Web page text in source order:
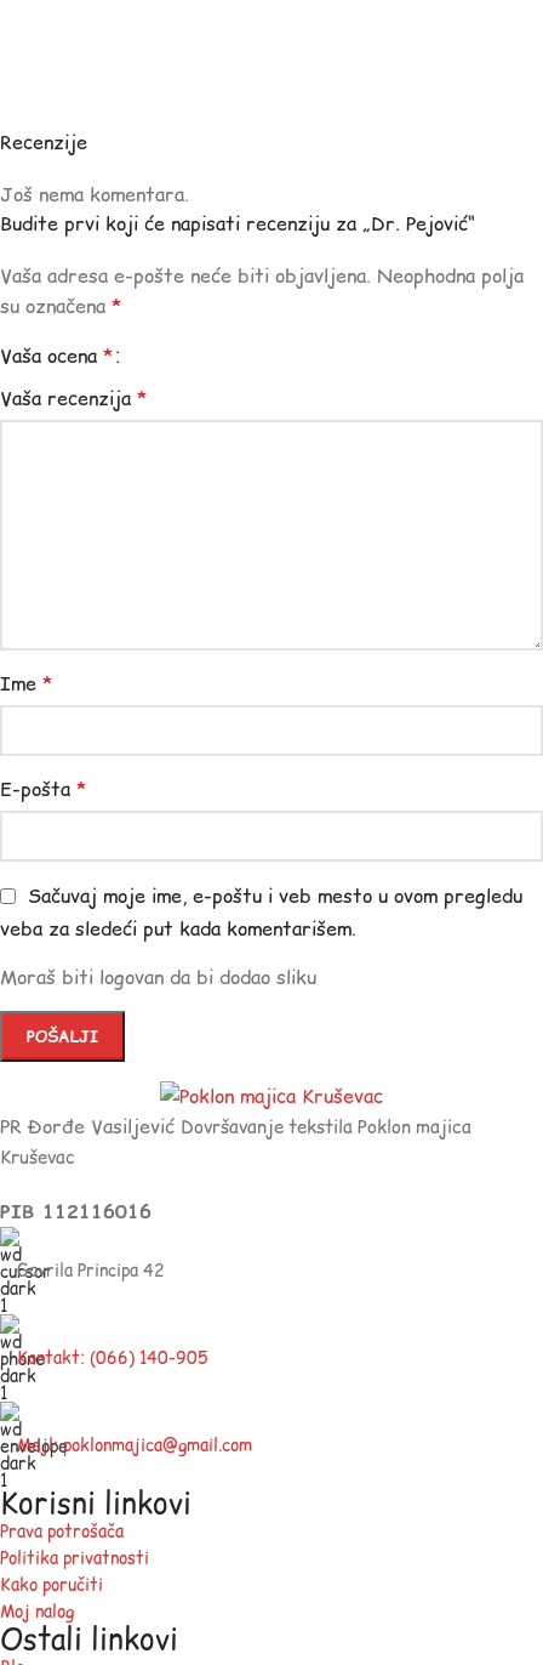
Recenzije
Još nema komentara.
Budite prvi koji će napisati recenziju za „Dr. Pejović“
Vaša adresa e-pošte neće biti objavljena. Neophodna polja
su označena *
Vaša ocena *
Vaša recenzija *
Ime *
E-pošta *
Sačuvaj moje ime, e-poštu i veb mesto u ovom pregledu
veba za sledeći put kada komentarišem.
Moraš biti logovan da bi dodao sliku
PR Đorđe Vasiljević Dovršavanje tekstila Poklon majica
Kruševac
PIB 112116016
Gavrila Principa 42
Kontakt: (066) 140-905
Mejl: poklonmajica@gmail.com
Korisni linkovi
Prava potrošača
Politika privatnosti
Kako poručiti
Moj nalog
Ostali linkovi